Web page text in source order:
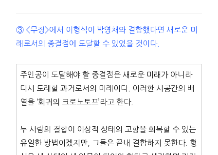
③ <무정>에서 이형식이 박영채와 결합했다면 새로운 미
래로서의 종결점에 도달할 수 있었을 것이다.
주인공이 도달해야 할 종결점은 새로운 미래가 아니라
다시 도래할 과거로서의 미래이다. 이러한 시공간의 배
열을 ‘회귀의 크로노토프’라고 한다.
두 사람의 결합이 이상적 상태의 고향을 회복할 수 있는
유일한 방법이겠지만, 그들은 끝내 결합하지 못한다. 형